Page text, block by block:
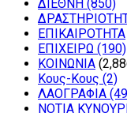
ΔΙΕΘΝΗ (850)
ΕΠΙΚΑΙΡΟΤΗΤΑ
ΕΠΙΧΕΙΡΩ (190)
ΚΟΙΝΩΝΙΑ
Κους-Κους (2)
ΛΑΟΓΡΑΦΙΑ
ΝΟΤΙΑ